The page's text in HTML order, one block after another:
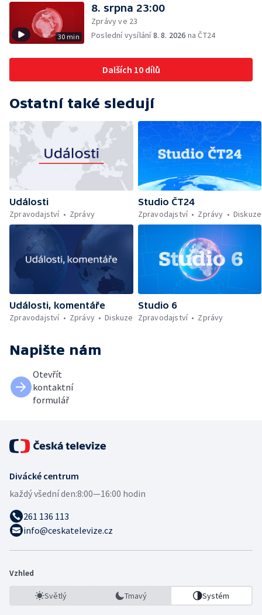
30 min
8. srpna 23:00
Zprávy ve 23
Poslední vysílání8. 8. 2026 na ČT24
Dalších 10 dílů
Ostatní také sledují
Události
Zpravodajství
Zprávy
Studio ČT24
Zpravodajství
Zprávy Diskuze
Události, komentáře
Zpravodajství
Zprávy Diskuze
Studio 6
Zpravodajství
Zprávy
Napište nám
Otevřít
kontaktní
formulář
Divácké centrum
každý všední den:8:00—16:00 hodin
261 136 113
info@ceskatelevize.cz
Vzhled
Světlý Tmavý Systém